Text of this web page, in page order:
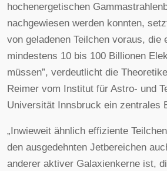
hochenergetischen
nachgewiesen werden konnten,
von geladenen Teilchen voraus, die
mindestens 10 bis 100 Billionen
müssen”, verdeutlicht die
Reimer vom Institut für Astro- und
Universität Innsbruck ein zentrales
„Inwieweit ähnlich effiziente
den ausgedehnten Jetbereichen
anderer aktiver Galaxienkerne ist,